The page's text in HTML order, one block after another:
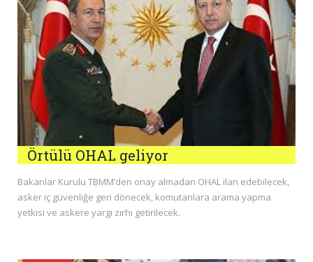
Örtülü OHAL geliyor
Bakanlar Kurulu TBMM’den onay almadan OHAL ilan edebilecek,
asker iç güvenliğe geri dönecek, komutanlara arama yapma
yetkisi ve askere yargı zırhı getirilecek.